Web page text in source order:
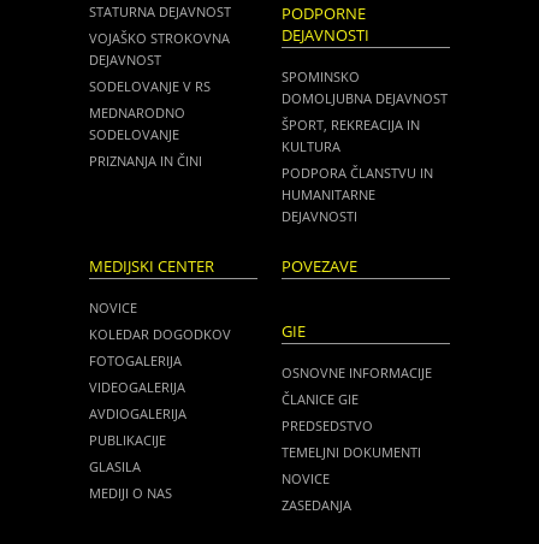
STATURNA DEJAVNOST
VOJAŠKO STROKOVNA
DEJAVNOST
SODELOVANJE V RS
MEDNARODNO
SODELOVANJE
PRIZNANJA IN ČINI
PODPORNE
DEJAVNOSTI
SPOMINSKO
DOMOLJUBNA DEJAVNOST
ŠPORT, REKREACIJA IN
KULTURA
PODPORA ČLANSTVU IN
HUMANITARNE
DEJAVNOSTI
MEDIJSKI CENTER
NOVICE
KOLEDAR DOGODKOV
FOTOGALERIJA
VIDEOGALERIJA
AVDIOGALERIJA
PUBLIKACIJE
GLASILA
MEDIJI O NAS
POVEZAVE
GIE
OSNOVNE INFORMACIJE
ČLANICE GIE
PREDSEDSTVO
TEMELJNI DOKUMENTI
NOVICE
ZASEDANJA